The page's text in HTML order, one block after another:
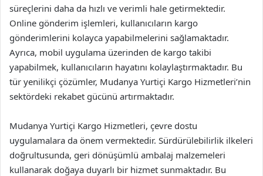
süreçlerini daha da hızlı ve verimli hale getirmektedir.
Online gönderim işlemleri, kullanıcıların kargo
gönderimlerini kolayca yapabilmelerini sağlamaktadır.
Ayrıca, mobil uygulama üzerinden de kargo takibi
yapabilmek, kullanıcıların hayatını kolaylaştırmaktadır. Bu
tür yenilikçi çözümler, Mudanya Yurtiçi Kargo Hizmetleri’nin
sektördeki rekabet gücünü artırmaktadır.
Mudanya Yurtiçi Kargo Hizmetleri, çevre dostu
uygulamalara da önem vermektedir. Sürdürülebilirlik ilkeleri
doğrultusunda, geri dönüşümlü ambalaj malzemeleri
kullanarak doğaya duyarlı bir hizmet sunmaktadır. Bu